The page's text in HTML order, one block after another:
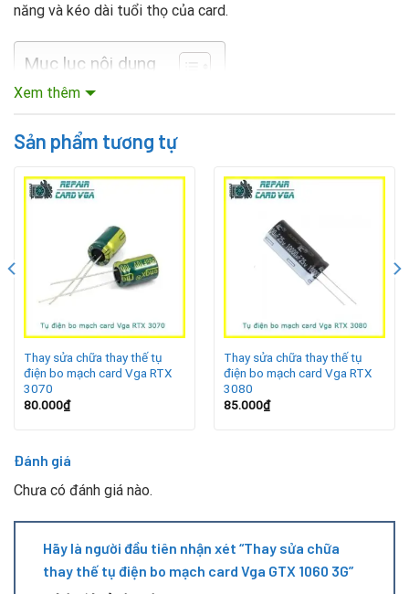
năng và kéo dài tuổi thọ của card.
Mục lục nội dung
Một số nguyên nhân thường gặp dẫn đến sự cố này bao
Card hoạt động quá tải hoặc trong môi trường nhiệt độ
cao.
Tụ điện kém chất lượng, nhanh bị lão hóa theo thời gian.
Bụi bẩn, ẩm mốc ảnh hưởng đến bo mạch và linh kiện.
Dấu hiệu nhận biết tụ điện hỏng
Xem thêm
Sản phẩm tương tự
Thay sửa chữa thay thế tụ
điện bo mạch card Vga RTX
3070
80.000₫
Thay sửa chữa thay thế tụ
điện bo mạch card Vga RTX
3080
85.000₫
Đánh giá
Chưa có đánh giá nào.
Hãy là người đầu tiên nhận xét “Thay sửa chữa
thay thế tụ điện bo mạch card Vga GTX 1060 3G”